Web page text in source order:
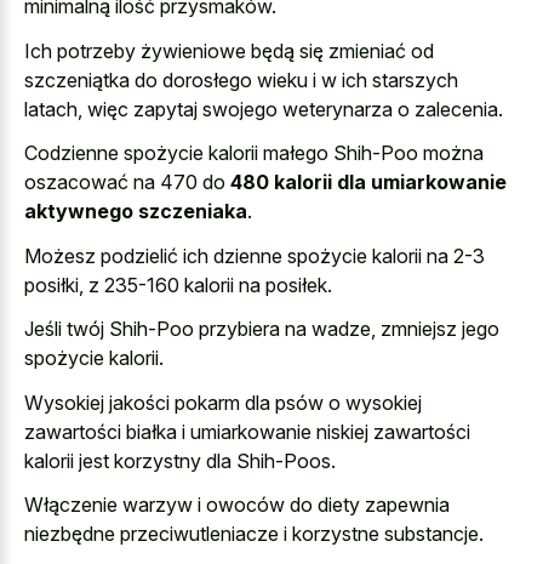
minimalną ilość przysmaków.
Ich potrzeby żywieniowe będą się zmieniać od
szczeniątka do dorosłego wieku i w ich starszych
latach, więc zapytaj swojego weterynarza o zalecenia.
Codzienne spożycie kalorii małego Shih-Poo można
oszacować na 470 do 480 kalorii dla umiarkowanie
aktywnego szczeniaka.
Możesz podzielić ich dzienne spożycie kalorii na 2-3
posiłki, z 235-160 kalorii na posiłek.
Jeśli twój Shih-Poo przybiera na wadze, zmniejsz jego
spożycie kalorii.
Wysokiej jakości pokarm dla psów o wysokiej
zawartości białka i umiarkowanie niskiej zawartości
kalorii jest korzystny dla Shih-Poos.
Włączenie warzyw i owoców do diety zapewnia
niezbędne przeciwutleniacze i korzystne substancje.